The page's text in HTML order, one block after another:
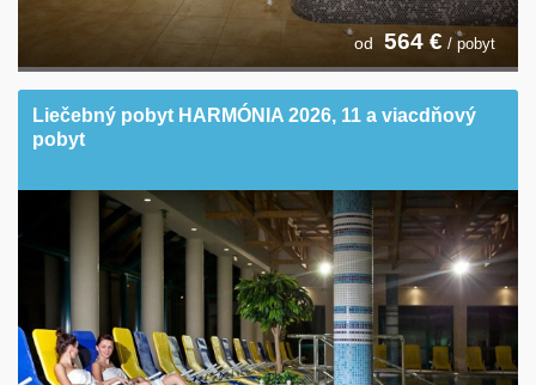
od 564 € / pobyt
Liečebný pobyt HARMÓNIA 2026, 11 a viacdňový
pobyt